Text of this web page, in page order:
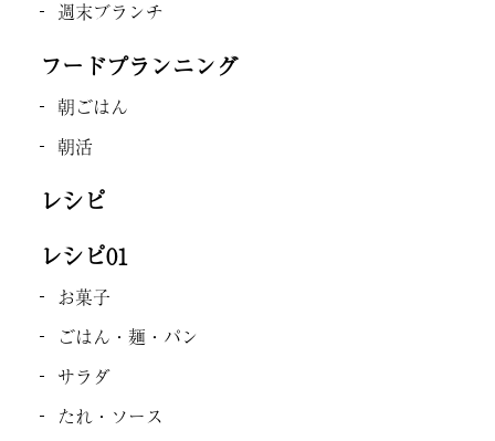
週末ブランチ
フードプランニング
朝ごはん
朝活
レシピ
レシピ01
お菓子
ごはん・麺・パン
サラダ
たれ・ソース